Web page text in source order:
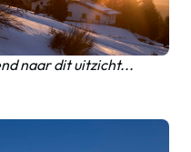
naar dit uitzicht...